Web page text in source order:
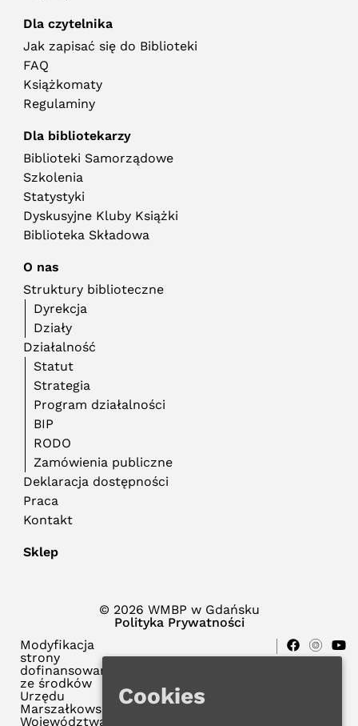
Dla czytelnika
Jak zapisać się do Biblioteki
FAQ
Książkomaty
Regulaminy
Dla bibliotekarzy
Biblioteki Samorządowe
Szkolenia
Statystyki
Dyskusyjne Kluby Książki
Biblioteka Składowa
O nas
Struktury biblioteczne
Dyrekcja
Działy
Działalność
Statut
Strategia
Program działalności
BIP
RODO
Zamówienia publiczne
Deklaracja dostępności
Praca
Kontakt
Sklep
© 2026 WMBP w Gdańsku
Polityka Prywatności
Modyfikacja
strony
dofinansowana
ze środków
Urzędu
Marszałkowskiego
Województwa
Cookies